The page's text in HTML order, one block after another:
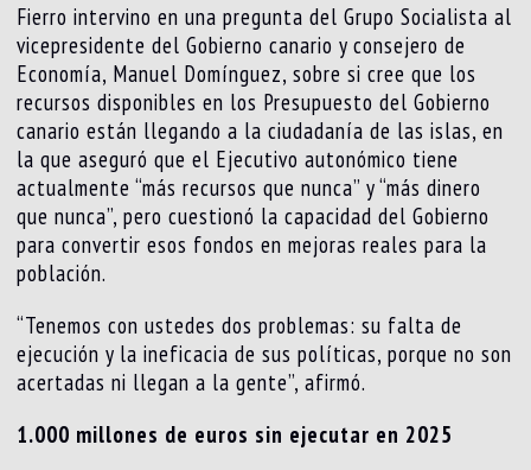
Fierro intervino en una pregunta del Grupo Socialista al
vicepresidente del Gobierno canario y consejero de
Economía, Manuel Domínguez, sobre si cree que los
recursos disponibles en los Presupuesto del Gobierno
canario están llegando a la ciudadanía de las islas, en
la que aseguró que el Ejecutivo autonómico tiene
actualmente “más recursos que nunca” y “más dinero
que nunca”, pero cuestionó la capacidad del Gobierno
para convertir esos fondos en mejoras reales para la
población.
“Tenemos con ustedes dos problemas: su falta de
ejecución y la ineficacia de sus políticas, porque no son
acertadas ni llegan a la gente”, afirmó.
1.000 millones de euros sin ejecutar en 2025